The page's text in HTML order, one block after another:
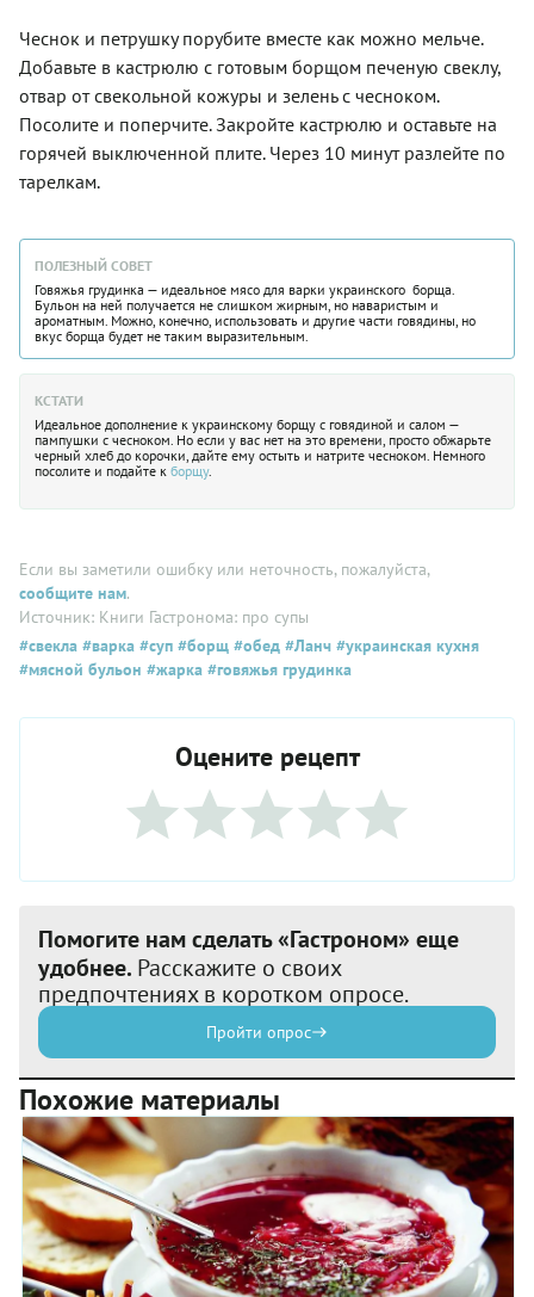
Чеснок и петрушку порубите вместе как можно мельче.
Добавьте в кастрюлю с готовым борщом печеную свеклу,
отвар от свекольной кожуры и зелень с чесноком.
Посолите и поперчите. Закройте кастрюлю и оставьте на
горячей выключенной плите. Через 10 минут разлейте по
тарелкам.
ПОЛЕЗНЫЙ СОВЕТ
Говяжья грудинка — идеальное мясо для варки украинского борща.
Бульон на ней получается не слишком жирным, но наваристым и
ароматным. Можно, конечно, использовать и другие части говядины, но
вкус борща будет не таким выразительным.
КСТАТИ
Идеальное дополнение к украинскому борщу с говядиной и салом —
пампушки с чесноком. Но если у вас нет на это времени, просто обжарьте
черный хлеб до корочки, дайте ему остыть и натрите чесноком. Немного
посолите и подайте к борщу.
Если вы заметили ошибку или неточность, пожалуйста,
сообщите нам.
Источник: Книги Гастронома: про супы
#свекла #варка #суп #борщ #обед #Ланч #украинская кухня
#мясной бульон #жарка #говяжья грудинка
Оцените рецепт
Помогите нам сделать «Гастроном» еще
удобнее. Расскажите о своих
предпочтениях в коротком опросе.
Пройти опрос
Похожие материалы